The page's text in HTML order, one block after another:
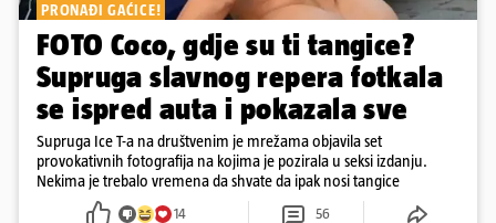
PRONAĐI GAĆICE!
FOTO Coco, gdje su ti tangice?
Supruga slavnog repera fotkala
se ispred auta i pokazala sve
Supruga Ice T-a na društvenim je mrežama objavila set
provokativnih fotografija na kojima je pozirala u seksi izdanju.
Nekima je trebalo vremena da shvate da ipak nosi tangice
14 56